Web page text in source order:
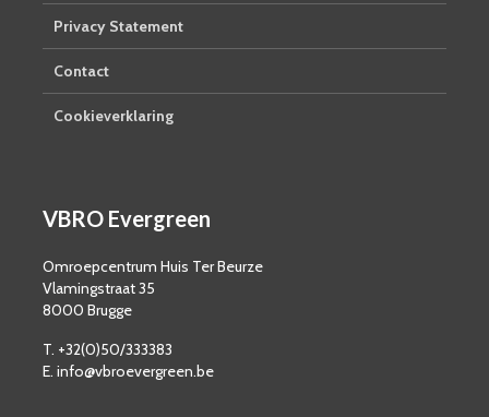
Privacy Statement
Contact
Cookieverklaring
VBRO Evergreen
Omroepcentrum Huis Ter Beurze
Vlamingstraat 35
8000 Brugge
T. +32(0)50/333383
E. info@vbroevergreen.be